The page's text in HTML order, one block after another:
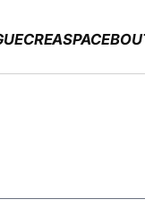
CREASPACE